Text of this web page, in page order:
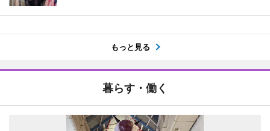
もっと見る
暮らす・働く